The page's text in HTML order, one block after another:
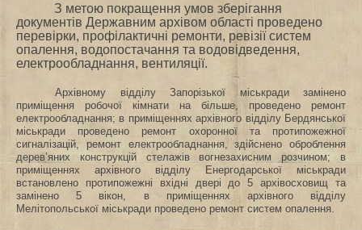
З метою покращення умов зберігання
документів Державним архівом області проведено
перевірки, профілактичні ремонти, ревізії систем
опалення, водопостачання та водовідведення,
електрообладнання, вентиляції.
Архівному відділу Запорізької міськради замінено
приміщення робочої кімнати на більше, проведено ремонт
електрообладнання; в приміщеннях архівного відділу Бердянської
міськради проведено ремонт охоронної та протипожежної
сигналізацій, ремонт електрообладнання,здійснено оброблення
дерев’яних конструкцій стелажів вогнезахисним розчином; в
приміщеннях архівного відділу Енергодарської міськради
встановлено протипожежні вхідні двері до 5 архівосховищ та
замінено 5 вікон,
в приміщеннях архівного відділу
Мелітопольської міськради проведено ремонт систем опалення.